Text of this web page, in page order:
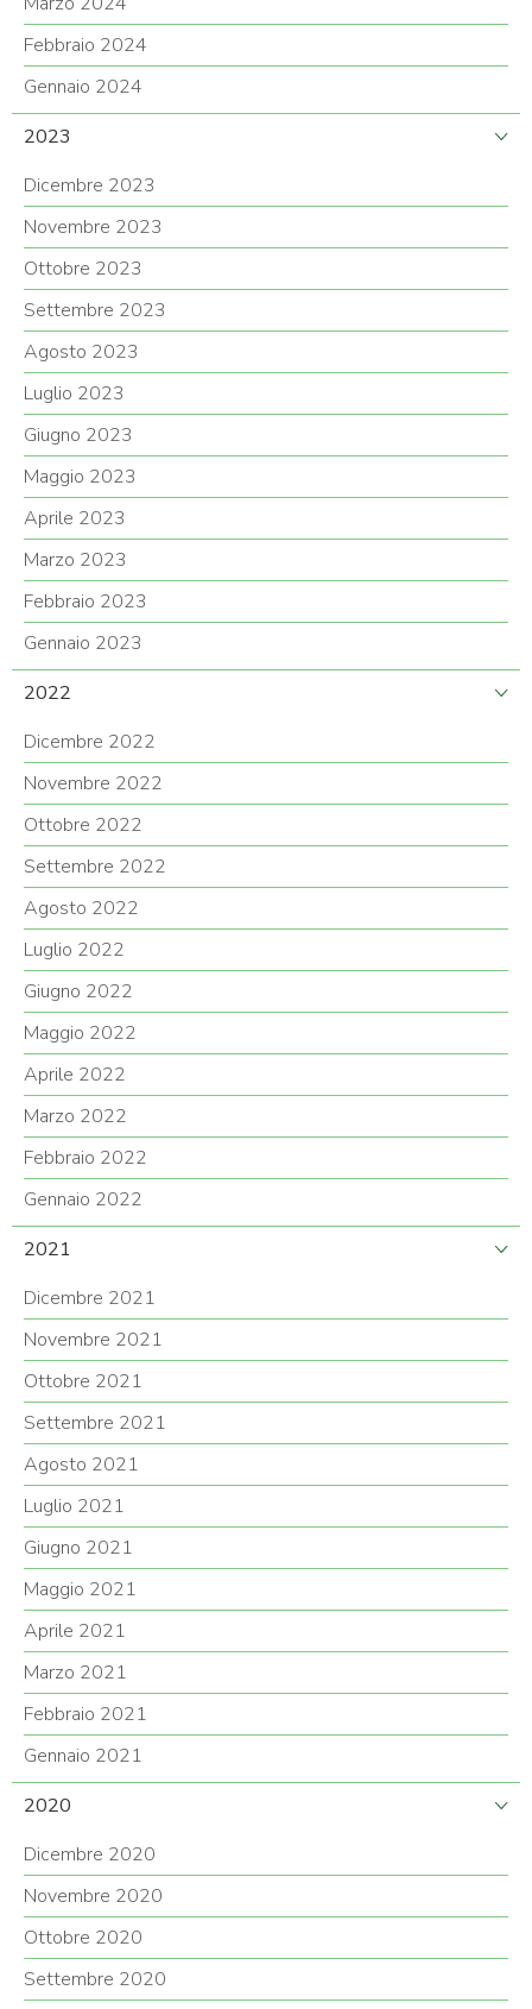
Febbraio 2024
Gennaio 2024
2023
Dicembre 2023
Novembre 2023
Ottobre 2023
Settembre 2023
Agosto 2023
Luglio 2023
Giugno 2023
Maggio 2023
Aprile 2023
Marzo 2023
Febbraio 2023
Gennaio 2023
2022
Dicembre 2022
Novembre 2022
Ottobre 2022
Settembre 2022
Agosto 2022
Luglio 2022
Giugno 2022
Maggio 2022
Aprile 2022
Marzo 2022
Febbraio 2022
Gennaio 2022
2021
Dicembre 2021
Novembre 2021
Ottobre 2021
Settembre 2021
Agosto 2021
Luglio 2021
Giugno 2021
Maggio 2021
Aprile 2021
Marzo 2021
Febbraio 2021
Gennaio 2021
2020
Dicembre 2020
Novembre 2020
Ottobre 2020
Settembre 2020